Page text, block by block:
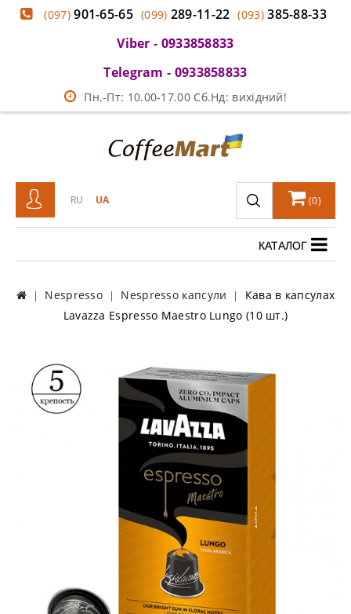
(097)901-65-65 (099) 289-11-22 (093)385-88-33
Viber - 0933858833
Telegram - 0933858833
Пн.-Пт: 10.00-17.00 Сб.Нд: вихідний!
RU UA (0)
КАТАЛОГ
Nespresso Nespresso капсули
Кава в капсулах
Lavazza Espresso Maestro Lungo (10 шт.)